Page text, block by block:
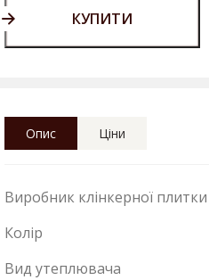
КУПИТИ
Опис Ціни
Виробник клінкерної плитки
Колір
Вид утеплювача